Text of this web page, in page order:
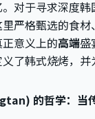
对于寻求深度
严格甄选的食
意义上的高端盛
了韩式烧烤，并
的哲学：当